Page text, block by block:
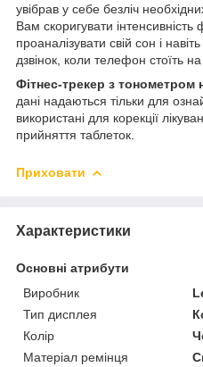
увібрав у себе безліч
Вам скоригувати інтенсивність
проаналізувати свій сон і
дзвінок, коли телефон стоїть
Фітнес-трекер з
дані надаються тільки для
використані для корекції
прийняття таблеток.
Приховати
Характеристики
Основні атрибути
Виробник
Тип дисплея
Колір
Матеріал ремінця